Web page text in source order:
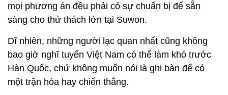
mọi phương án đều phải có sự chuẩn bị để sẵn
sàng cho thử thách lớn tại Suwon.
Dĩ nhiên, những người lạc quan nhất cũng không
bao giờ nghĩ tuyển Việt Nam có thể làm khó trước
Hàn Quốc, chứ không muốn nói là ghi bàn để có
một trận hòa hay chiến thắng.